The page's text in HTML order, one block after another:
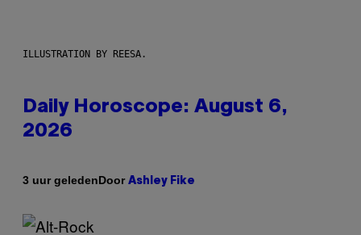
ILLUSTRATION BY REESA.
Daily Horoscope: August 6,
2026
3 uur geledenDoor Ashley Fike